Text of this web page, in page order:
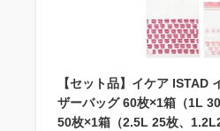
【セット品】イケア ISTAD
ザーバッグ 60枚×1箱（1L
50枚×1箱（2.5L 25枚、